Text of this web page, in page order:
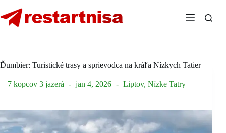
to
content
Ďumbier: Turistické trasy a sprievodca na kráľa Nízkych Tatier
7 kopcov 3 jazerá jan 4, 2026 Liptov, Nízke Tatry